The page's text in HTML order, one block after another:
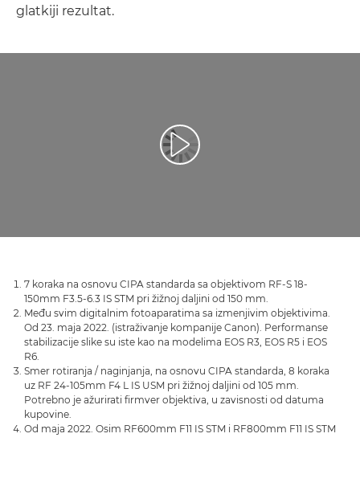
glatkiji rezultat.
Reprodukcija video zapisa
7 koraka na osnovu CIPA standarda sa objektivom RF-S 18-
150mm F3.5-6.3 IS STM pri žižnoj daljini od 150 mm.
Među svim digitalnim fotoaparatima sa izmenjivim objektivima.
Od 23. maja 2022. (istraživanje kompanije Canon). Performanse
stabilizacije slike su iste kao na modelima EOS R3, EOS R5 i EOS
R6.
Smer rotiranja / naginjanja, na osnovu CIPA standarda, 8 koraka
uz RF 24-105mm F4 L IS USM pri žižnoj daljini od 105 mm.
Potrebno je ažurirati firmver objektiva, u zavisnosti od datuma
kupovine.
Od maja 2022. Osim RF600mm F11 IS STM i RF800mm F11 IS STM